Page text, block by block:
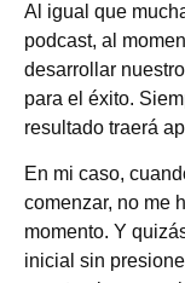
Al igual que
podcast, al
desarrollar
para el éxito.
resultado traerá
En mi caso,
comenzar, no me
momento. Y
inicial sin